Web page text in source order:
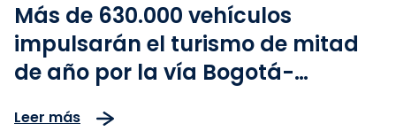
Más de 630.000 vehículos
impulsarán el turismo de mitad
de año por la vía Bogotá-
Leer más